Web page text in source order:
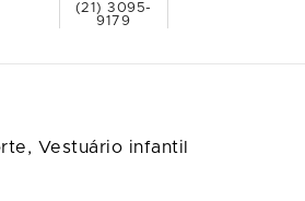
(21) 3095-
9179
Vestuário infantil